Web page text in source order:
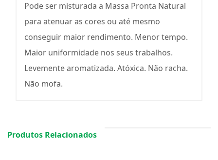
Pode ser misturada a Massa Pronta Natural
para atenuar as cores ou até mesmo
conseguir maior rendimento. Menor tempo.
Maior uniformidade nos seus trabalhos.
Levemente aromatizada. Atóxica. Não racha.
Não mofa.
Produtos Relacionados